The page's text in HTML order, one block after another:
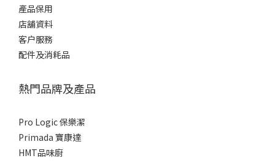
產品保用
店舖資料
客户服務
配件及消耗品
熱門品牌及產品
Pro Logic 保樂潔
Primada 寶康達
HMT品味廚